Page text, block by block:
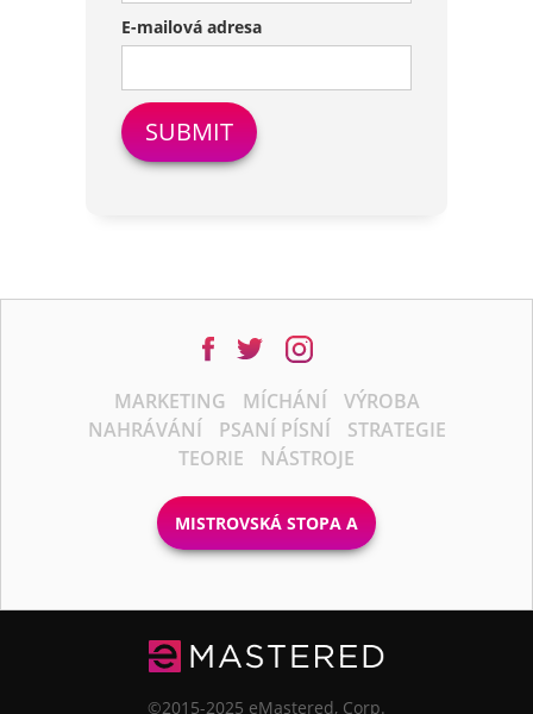
E-mailová adresa
MARKETING MÍCHÁNÍ
VÝROBA
NAHRÁVÁNÍ
PSANÍ PÍSNÍ
STRATEGIE
TEORIE
NÁSTROJE
MISTROVSKÁ STOPA A
©2015-2025 eMastered, Corp.